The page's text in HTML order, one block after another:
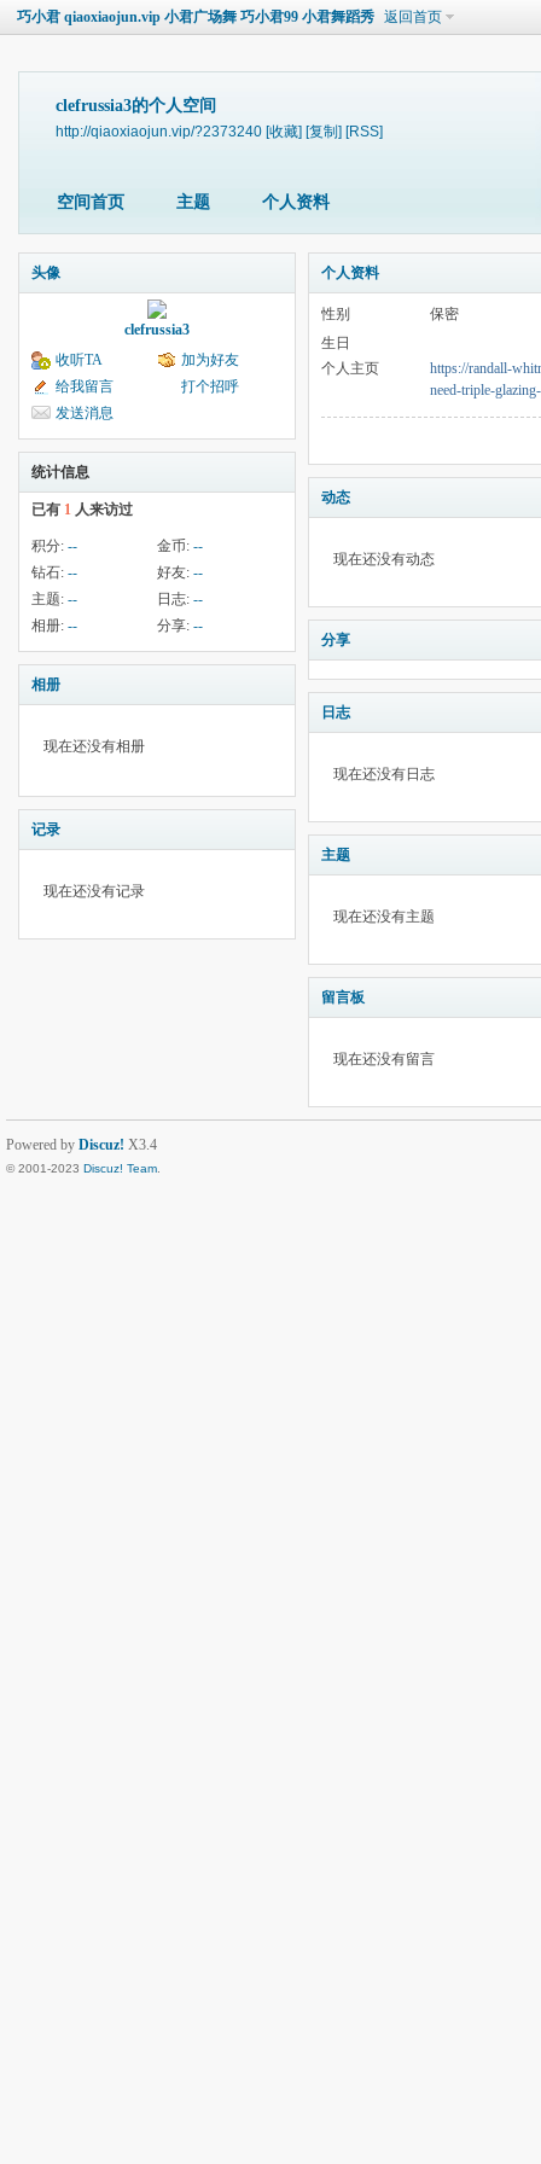
巧小君 qiaoxiaojun.vip 小君广场舞 巧小君99 小君舞蹈秀 返回首页
clefrussia3的个人空间
http://qiaoxiaojun.vip/?2373240 [收藏] [复制] [RSS]
空间首页 主题 个人资料
头像
clefrussia3
收听TA
加为好友
给我留言
打个招呼
发送消息
统计信息
已有 1 人来访过
积分: -- 金币: --
钻石: -- 好友: --
主题: -- 日志: --
相册: -- 分享: --
相册
现在还没有相册
记录
现在还没有记录
个人资料
性别
保密
生日
个人主页
https://randall-
need-triple-
动态
现在还没有动态
分享
日志
现在还没有日志
主题
现在还没有主题
留言板
现在还没有留言
Powered by Discuz! X3.4
© 2001-2023 Discuz! Team